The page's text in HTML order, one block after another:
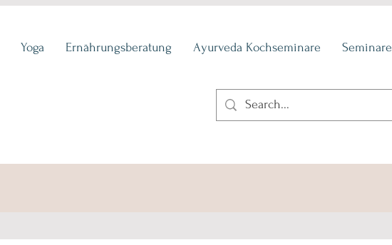
Yoga Ernährungsberatung Ayurveda Kochseminare Seminare